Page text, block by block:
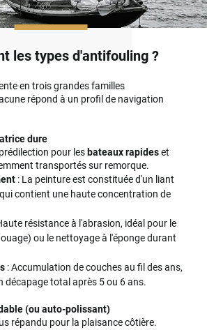
les types d'antifouling ?
en trois grandes familles
répond à un profil de navigation
dure
pour les bateaux rapideset
transportés sur remorque.
: La peinture est constituée d'un liant
contient une haute concentration de
résistance à l'abrasion, idéal pour le
ou le nettoyage à l'éponge durant
: Accumulation de couches au fil des ans,
décapage total après 5 ou 6 ans.
(ou auto-polissant)
répandu pour la plaisance côtière.